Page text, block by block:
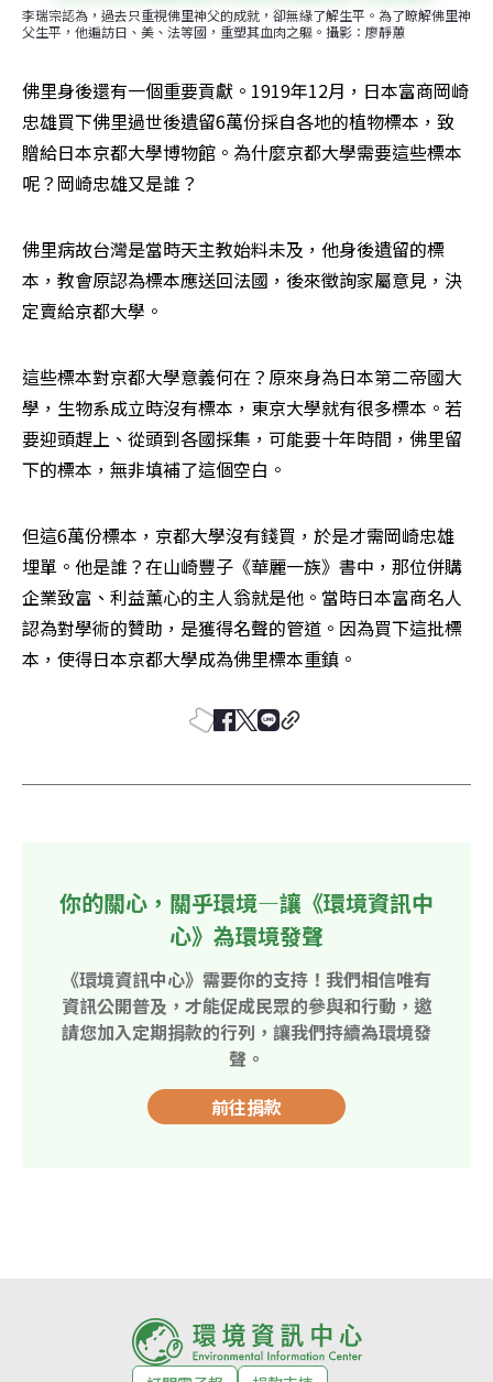
李瑞宗認為，過去只重視佛里神父的成就，卻無緣了解生平。為了瞭解佛里神
父生平，他遍訪日、美、法等國，重塑其血肉之軀。攝影：廖靜蕙
佛里身後還有一個重要貢獻。1919年12月，日本富商岡崎
忠雄買下佛里過世後遺留6萬份採自各地的植物標本，致
贈給日本京都大學博物館。為什麼京都大學需要這些標本
呢？岡崎忠雄又是誰？
佛里病故台灣是當時天主教始料未及，他身後遺留的標
本，教會原認為標本應送回法國，後來徵詢家屬意見，決
定賣給京都大學。
這些標本對京都大學意義何在？原來身為日本第二帝國大
學，生物系成立時沒有標本，東京大學就有很多標本。若
要迎頭趕上、從頭到各國採集，可能要十年時間，佛里留
下的標本，無非填補了這個空白。
但這6萬份標本，京都大學沒有錢買，於是才需岡崎忠雄
埋單。他是誰？在山崎豐子《華麗一族》書中，那位併購
企業致富、利益薰心的主人翁就是他。當時日本富商名人
認為對學術的贊助，是獲得名聲的管道。因為買下這批標
本，使得日本京都大學成為佛里標本重鎮。
你的關心，關乎環境—讓《環境資訊中
心》為環境發聲
《環境資訊中心》需要你的支持！我們相信唯有
資訊公開普及，才能促成民眾的參與和行動，邀
請您加入定期捐款的行列，讓我們持續為環境發
聲。
前往捐款